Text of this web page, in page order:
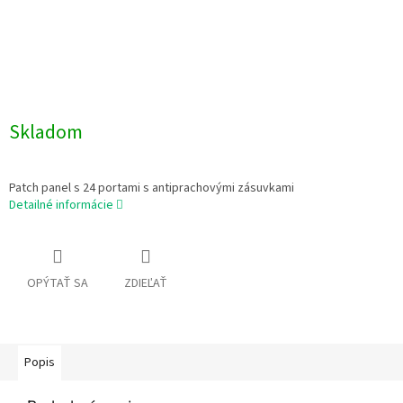
Skladom
Patch panel s 24 portami s antiprachovými zásuvkami
Detailné informácie
OPÝTAŤ SA ZDIEĽAŤ
Popis